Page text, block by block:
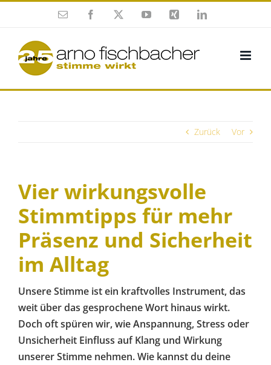
E-
Facebook YouTubeXing LinkedIn
Zurück Vor
Vier wirkungsvolle
Stimmtipps für mehr
Präsenz und Sicherheit
im Alltag
Unsere Stimme ist ein kraftvolles Instrument, das
weit über das gesprochene Wort hinaus wirkt.
Doch oft spüren wir, wie Anspannung, Stress oder
Unsicherheit Einfluss auf Klang und Wirkung
unserer Stimme nehmen. Wie kannst du deine